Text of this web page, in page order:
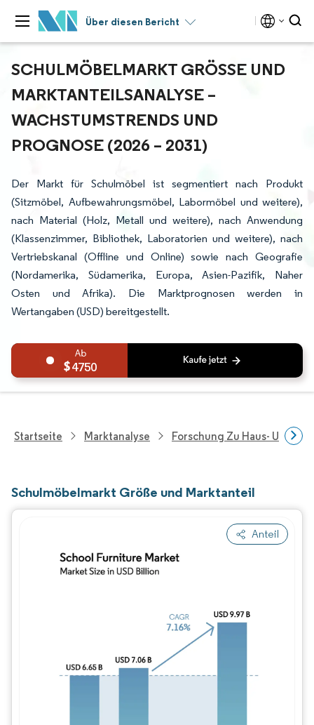
Über diesen Bericht
SCHULMÖBELMARKT GRÖSSE UND M
ARKTANTEILSANALYSE – W
ACHSTUMSTRENDS UND P
ROGNOSE (2026 – 2031)
Der Markt für Schulmöbel ist segmentiert nach Produkt
(Sitzmöbel, Aufbewahrungsmöbel, Labormöbel und weitere),
nach Material (Holz, Metall und weitere), nach Anwendung
(Klassenzimmer, Bibliothek, Laboratorien und weitere), nach
Vertriebskanal (Offline und Online) sowie nach Geografie
(Nordamerika, Südamerika, Europa, Asien-Pazifik, Naher
Osten und Afrika). Die Marktprognosen werden in
Wertangaben (USD) bereitgestellt.
4750
Startseite Marktanalyse Forschung Zu Haus- Und
Schulmöbelmarkt Größe und Marktanteil
Anteil